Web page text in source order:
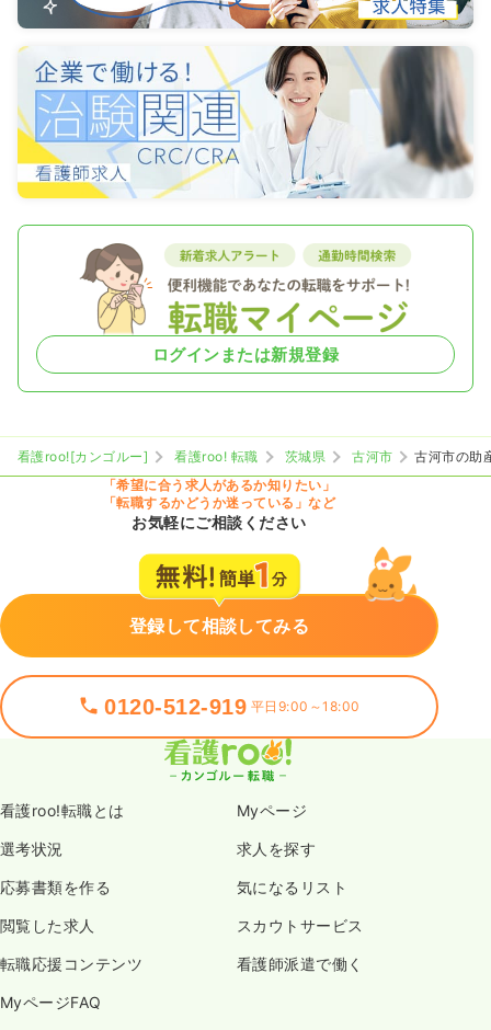
ログインまたは新規登録
看護roo![カンゴルー] 看護roo! 転職 茨城県 古河市
古河市の助
「希望に合う求人があるか知りたい」
「転職するかどうか迷っている」など
お気軽にご相談ください
登録して相談してみる
0120-512-919 平日9:00～18:00
看護roo!転職とは Myページ
選考状況 求人を探す
応募書類を作る 気になるリスト
閲覧した求人 スカウトサービス
転職応援コンテンツ 看護師派遣で働く
MyページFAQ